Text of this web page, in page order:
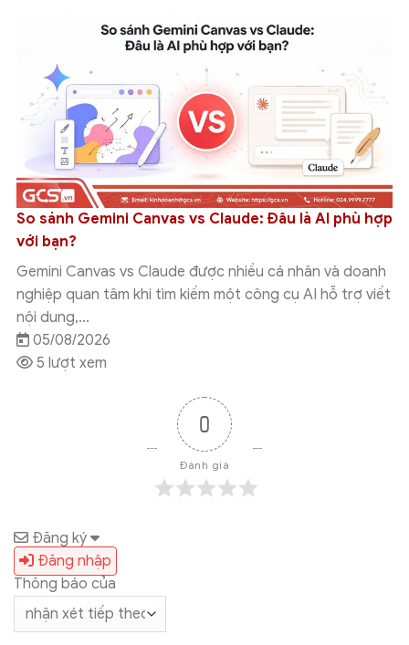
So sánh Gemini Canvas vs Claude: Đâu là AI phù hợp
với bạn?
Gemini Canvas vs Claude được nhiều cá nhân và doanh
nghiệp quan tâm khi tìm kiếm một công cụ AI hỗ trợ viết
nội dung,...
05/08/2026
5 lượt xem
0
Đánh giá
Đăng ký
Đăng nhập
Thông báo của